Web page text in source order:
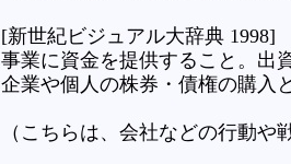
[新世紀ビジュアル大辞典 1998]
事業に資金を提供すること。出資
企業や個人の株券・債権の購入
（こちらは、会社などの行動や